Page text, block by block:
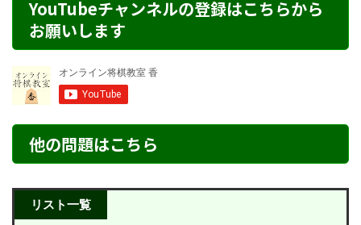
YouTubeチャンネルの登録はこちらから
お願いします
他の問題はこちら
リスト一覧